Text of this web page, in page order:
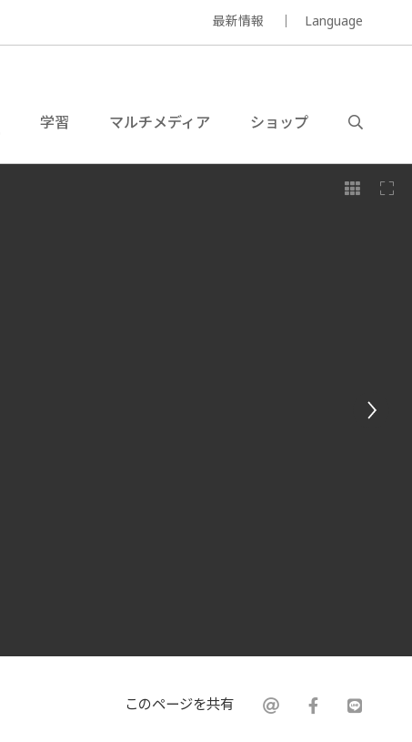
最新情報 Language
学習 マルチメディア ショップ
このページを共有